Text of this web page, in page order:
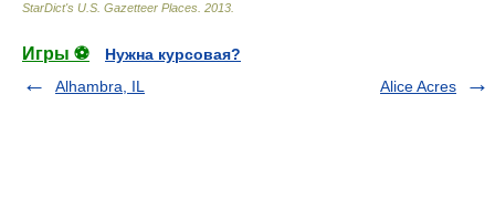
StarDict's U.S. Gazetteer Places 2013
Игры ⚽
Нужна курсовая?
Alhambra, IL
Alice Acres